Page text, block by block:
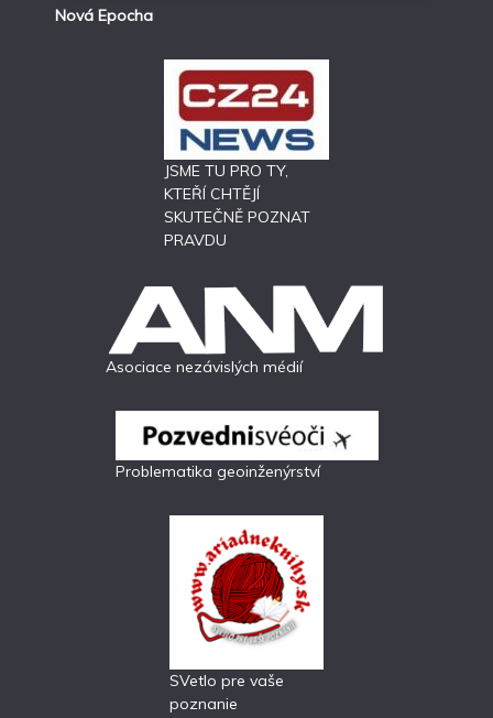
Nová Epocha
JSME TU PRO TY,
KTEŘÍ CHTĚJÍ
SKUTEČNĚ POZNAT
PRAVDU
Asociace nezávislých médií
Problematika geoinženýrství
SVetlo pre vaše
poznanie